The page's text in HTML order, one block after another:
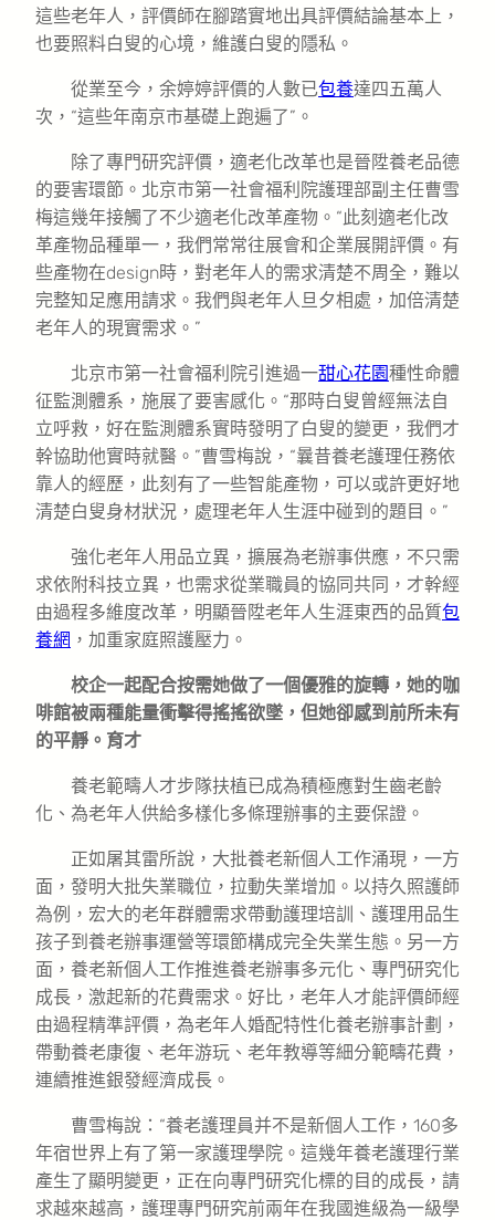
這些老年人，評價師在腳踏實地出具評價結論基本上，
也要照料白叟的心境，維護白叟的隱私。
從業至今，余婷婷評價的人數已包養達四五萬人
次，“這些年南京市基礎上跑遍了”。
除了專門研究評價，適老化改革也是晉陞養老品德
的要害環節。北京市第一社會福利院護理部副主任曹雪
梅這幾年接觸了不少適老化改革產物。“此刻適老化改
革產物品種單一，我們常常往展會和企業展開評價。有
些產物在design時，對老年人的需求清楚不周全，難以
完整知足應用請求。我們與老年人旦夕相處，加倍清楚
老年人的現實需求。”
北京市第一社會福利院引進過一甜心花園種性命體
征監測體系，施展了要害感化。“那時白叟曾經無法自
立呼救，好在監測體系實時發明了白叟的變更，我們才
幹協助他實時就醫。”曹雪梅說，“曩昔養老護理任務依
靠人的經歷，此刻有了一些智能產物，可以或許更好地
清楚白叟身材狀況，處理老年人生涯中碰到的題目。”
強化老年人用品立異，擴展為老辦事供應，不只需
求依附科技立異，也需求從業職員的協同共同，才幹經
由過程多維度改革，明顯晉陞老年人生涯東西的品質包
養網 ，加重家庭照護壓力。
校企一起配合按需她做了一個優雅的旋轉，她的咖
啡館被兩種能量衝擊得搖搖欲墜，但她卻感到前所未有
的平靜。育才
養老範疇人才步隊扶植已成為積極應對生齒老齡
化、為老年人供給多樣化多條理辦事的主要保證。
正如屠其雷所說，大批養老新個人工作涌現，一方
面，發明大批失業職位，拉動失業增加。以持久照護師
為例，宏大的老年群體需求帶動護理培訓、護理用品生
孩子到養老辦事運營等環節構成完全失業生態。另一方
面，養老新個人工作推進養老辦事多元化、專門研究化
成長，激起新的花費需求。好比，老年人才能評價師經
由過程精準評價，為老年人婚配特性化養老辦事計劃，
帶動養老康復、老年游玩、老年教導等細分範疇花費，
連續推進銀發經濟成長。
曹雪梅說：“養老護理員并不是新個人工作，160多
年宿世界上有了第一家護理學院。這幾年養老護理行業
產生了顯明變更，正在向專門研究化標的目的成長，請
求越來越高，護理專門研究前兩年在我國進級為一級學